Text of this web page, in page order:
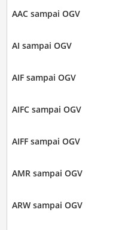
AAC sampai OGV
AI sampai OGV
AIF sampai OGV
AIFC sampai OGV
AIFF sampai OGV
AMR sampai OGV
ARW sampai OGV